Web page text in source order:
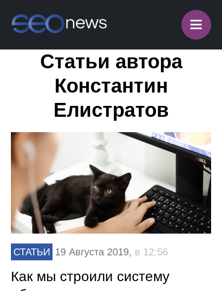
≡
Статьи автора
Константин
Елистратов
СТАТЬИ 19 Августа 2019, в 12:56
Как мы строили систему